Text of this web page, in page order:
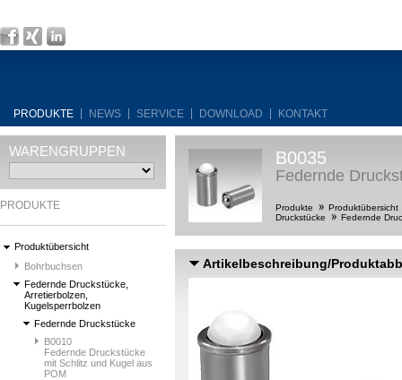
PRODUKTE NEWS SERVICE DOWNLOAD KONTAKT
WARENGRUPPEN
PRODUKTE
Produktübersicht
Bohrbuchsen
Federnde Druckstücke,
Arretierbolzen,
Kugelsperrbolzen
Federnde Druckstücke
B0010
Federnde Druckstücke
mit Schlitz und Kugel aus
POM
B0035
Federnde
Produkte
Produktübersicht
Druckstücke
Federnde
Artikelbeschreibung/